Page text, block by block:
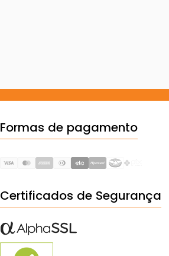
Formas de pagamento
Certificados de Segurança